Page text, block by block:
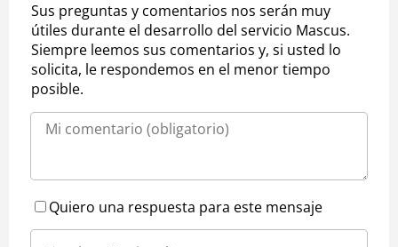
Sus preguntas y comentarios nos serán muy
útiles durante el desarrollo del servicio Mascus.
Siempre leemos sus comentarios y, si usted lo
solicita, le respondemos en el menor tiempo
posible.
Quiero una respuesta para este mensaje